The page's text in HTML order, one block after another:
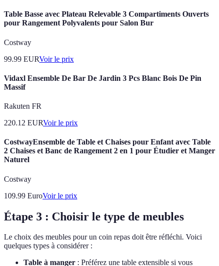
Table Basse avec Plateau Relevable 3 Compartiments Ouverts
pour Rangement Polyvalents pour Salon Bur
Costway
99.99 EURVoir le prix
Vidaxl Ensemble De Bar De Jardin 3 Pcs Blanc Bois De Pin
Massif
Rakuten FR
220.12 EURVoir le prix
CostwayEnsemble de Table et Chaises pour Enfant avec Table
2 Chaises et Banc de Rangement 2 en 1 pour Étudier et Manger
Naturel
Costway
109.99 EuroVoir le prix
Étape 3 : Choisir le type de meubles
Le choix des meubles pour un coin repas doit être réfléchi. Voici
quelques types à considérer :
Table à manger : Préférez une table extensible si vous